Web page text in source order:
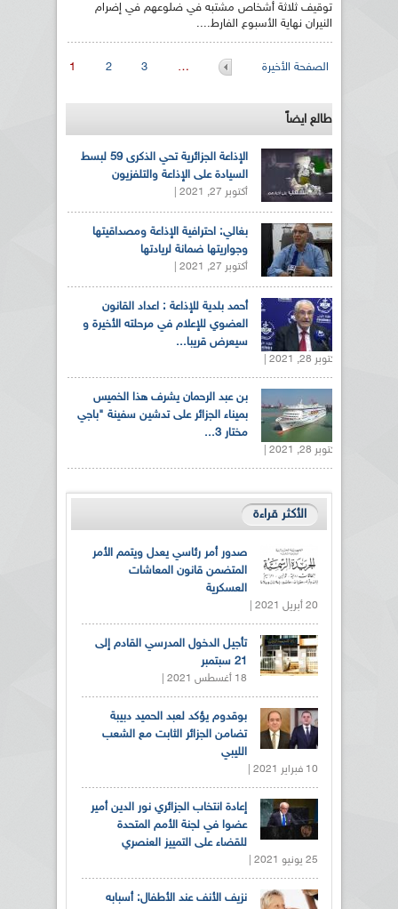
توقيف ثلاثة أشخاص مشتبه في ضلوعهم في إضرام
النيران نهاية الأسبوع الفارط....
الصفحات 1 2 3 … الصفحة الأخيرة
طالع ايضاً
الإذاعة الجزائرية تحي الذكرى 59 لبسط
السيادة على الإذاعة والتلفزيون
أكتوبر 27, 2021 |
بغالي: احترافية الإذاعة ومصداقيتها
وجواريتها ضمانة لريادتها
أكتوبر 27, 2021 |
أحمد بلدية للإذاعة : اعداد القانون
العضوي للإعلام في مرحلته الأخيرة و
سيعرض قريبا...
أكتوبر 28, 2021 |
بن عبد الرحمان يشرف هذا الخميس
بميناء الجزائر على تدشين سفينة "باجي
مختار 3...
أكتوبر 28, 2021 |
الأكثر قراءة
صدور أمر رئاسي يعدل ويتمم الأمر
المتضمن قانون المعاشات
العسكرية
20 أبريل 2021 |
تأجيل الدخول المدرسي القادم إلى
21 سبتمبر
18 أغسطس 2021 |
بوقدوم يؤكد لعبد الحميد دبيبة
تضامن الجزائر الثابت مع الشعب
الليبي
10 فبراير 2021 |
إعادة انتخاب الجزائري نور الدين أمير
عضوا في لجنة الأمم المتحدة
للقضاء على التمييز العنصري
25 يونيو 2021 |
نزيف الأنف عند الأطفال: أسبابه